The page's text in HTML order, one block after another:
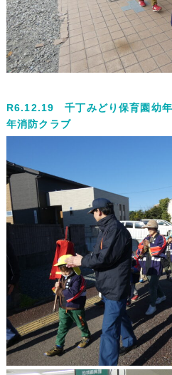
R6.12.19 千丁みどり保育園幼
年消防クラブ